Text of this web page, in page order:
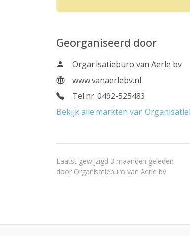
Georganiseerd door
Organisatieburo van Aerle bv
www.vanaerlebv.nl
Tel.nr. 0492-525483
Bekijk alle markten van
Laatst gewijzigd 3 maanden geleden
door Organisatieburo van Aerle bv